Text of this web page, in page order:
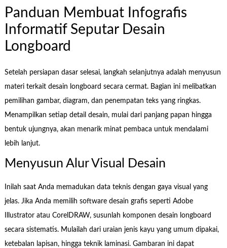
Panduan Membuat Infografis
Informatif Seputar Desain
Longboard
Setelah persiapan dasar selesai, langkah selanjutnya adalah menyusun
materi terkait desain longboard secara cermat. Bagian ini melibatkan
pemilihan gambar, diagram, dan penempatan teks yang ringkas.
Menampilkan setiap detail desain, mulai dari panjang papan hingga
bentuk ujungnya, akan menarik minat pembaca untuk mendalami
lebih lanjut.
Menyusun Alur Visual Desain
Inilah saat Anda memadukan data teknis dengan gaya visual yang
jelas. Jika Anda memilih software desain grafis seperti Adobe
Illustrator atau CorelDRAW, susunlah komponen desain longboard
secara sistematis. Mulailah dari uraian jenis kayu yang umum dipakai,
ketebalan lapisan, hingga teknik laminasi. Gambaran ini dapat